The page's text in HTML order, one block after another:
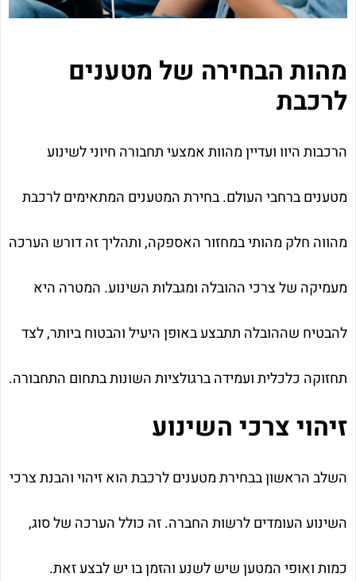
מהות הבחירה של מטענים
לרכבת
הרכבות היוו ועדיין מהוות אמצעי תחבורה חיוני לשינוע
מטענים ברחבי העולם. בחירת המטענים המתאימים לרכבת
מהווה חלק מהותי במחזור האספקה, ותהליך זה דורש הערכה
מעמיקה של צרכי ההובלה ומגבלות השינוע. המטרה היא
להבטיח שההובלה תתבצע באופן היעיל והבטוח ביותר, לצד
תחזוקה כלכלית ועמידה ברגולציות השונות בתחום התחבורה.
זיהוי צרכי השינוע
השלב הראשון בבחירת מטענים לרכבת הוא זיהוי והבנת צרכי
השינוע העומדים לרשות החברה. זה כולל הערכה של סוג,
כמות ואופי המטען שיש לשנע והזמן בו יש לבצע זאת.